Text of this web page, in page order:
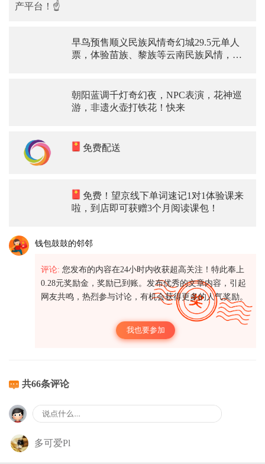
产平台！☝
早鸟预售顺义民族风情奇幻城29.5元单人
票，体验苗族、黎族等云南民族风情，太
朝阳蓝调千灯奇幻夜，NPC表演，花神巡
游，非遗火壶打铁花！快来
免费配送
免费！望京线下单词速记1对1体验课来
啦，到店即可获赠3个月阅读课包！
钱包鼓鼓的邻邻
评论: 您发布的内容在24小时内收获超高关注！特此奉上
0.28元奖励金，奖励已到账。发布优秀的文章内容，引起
网友共鸣，热烈参与讨论，有机会获得更多的人气奖励。
我也要参加
共66条评论
多可爱Pl